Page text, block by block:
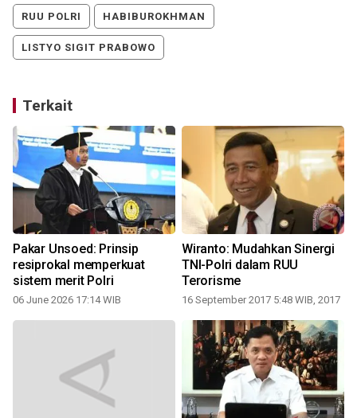
RUU POLRI HABIBUROKHMAN
LISTYO SIGIT PRABOWO
Terkait
Pakar Unsoed: Prinsip
resiprokal memperkuat
sistem merit Polri
06 June 2026 17:14 WIB
Wiranto: Mudahkan Sinergi
TNI-Polri dalam RUU
Terorisme
16 September 2017 5:48 WIB, 2017